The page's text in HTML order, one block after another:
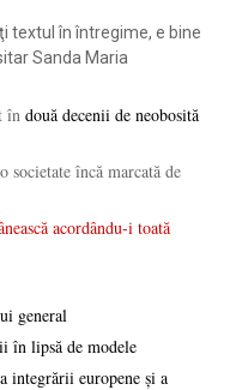
textul în întregime, e bine
Sanda Maria
în două decenii de neobosită
societate încă marcată de
acordându-i toată
general
în lipsă de modele
integrării europene şi a